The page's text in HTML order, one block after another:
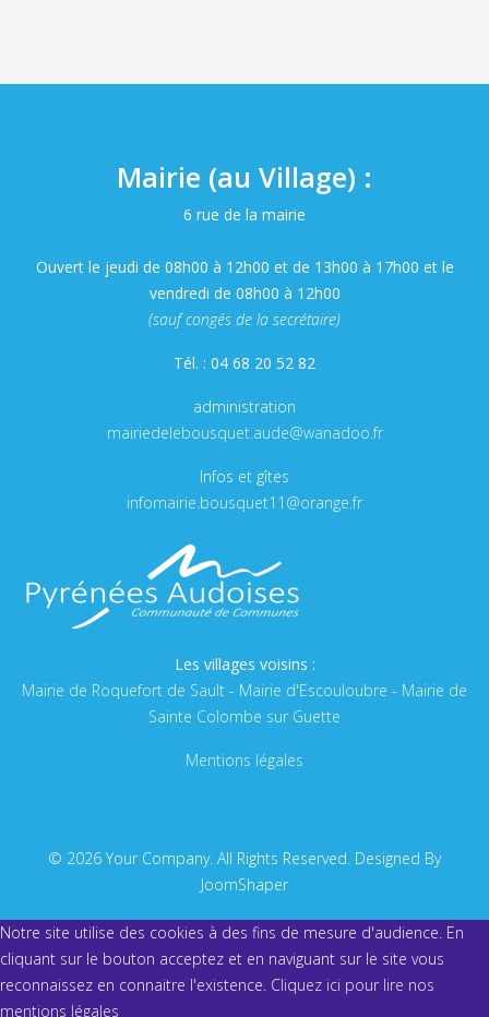
Mairie (au Village) :
6 rue de la mairie
Ouvert le jeudi de 08h00 à 12h00 et de 13h00 à 17h00 et le
vendredi de 08h00 à 12h00
(sauf congés de la secrétaire)
Tél. : 04 68 20 52 82
administration
mairiedelebousquet.aude@wanadoo.fr
Infos et gîtes
infomairie.bousquet11@orange.fr
Les villages voisins :
Mairie de Roquefort de Sault - Mairie d'Escouloubre - Mairie de
Sainte Colombe sur Guette
Mentions légales
© 2026 Your Company. All Rights Reserved. Designed By
JoomShaper
Notre site utilise des cookies à des fins de mesure d'audience. En
cliquant sur le bouton acceptez et en naviguant sur le site vous
reconnaissez en connaitre l'existence. Cliquez ici pour lire nos
mentions légales